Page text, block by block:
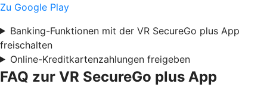
Zu Google Play
Banking-Funktionen mit der VR SecureGo plus App
freischalten
Online-Kreditkartenzahlungen freigeben
FAQ zur VR SecureGo plus App